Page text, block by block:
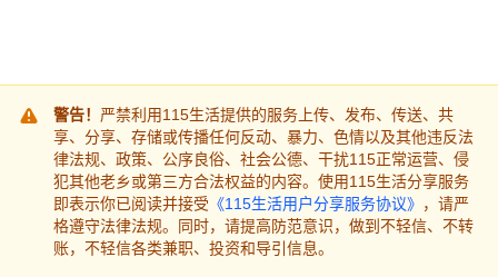
警告！ 严禁利用115生活提供的服务上传、发布、传送、共
享、分享、存储或传播任何反动、暴力、色情以及其他违反法
律法规、政策、公序良俗、社会公德、干扰115正常运营、侵
犯其他老乡或第三方合法权益的内容。使用115生活分享服务
即表示你已阅读并接受 《115生活用户分享服务协议》 ，请严
格遵守法律法规。同时，请提高防范意识，做到不轻信、不转
账，不轻信各类兼职、投资和导引信息。